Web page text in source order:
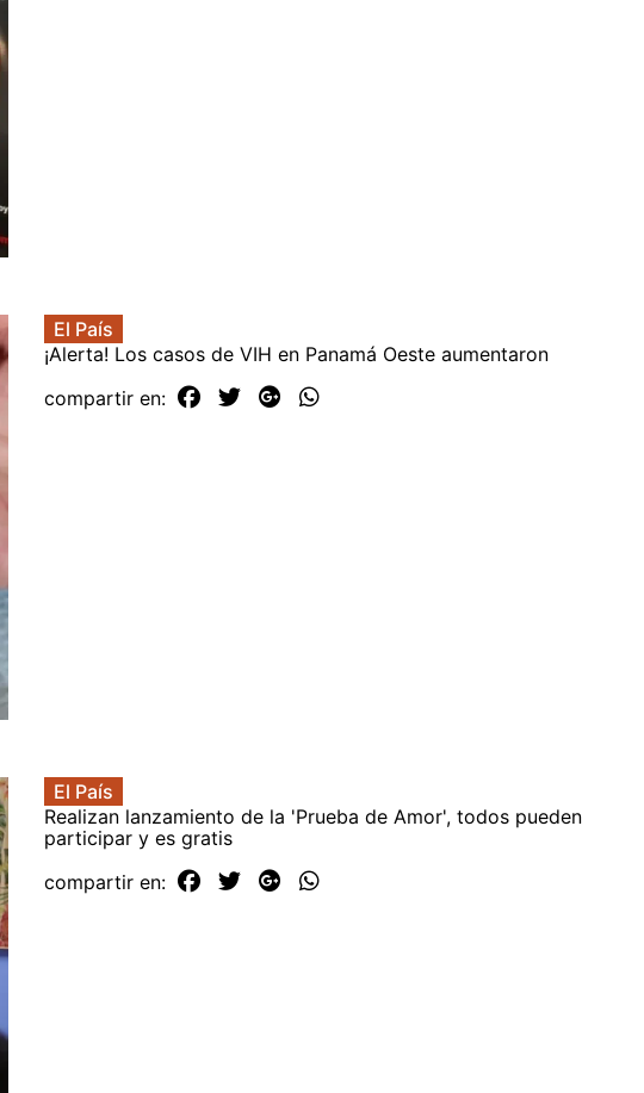
El País
¡Alerta! Los casos de VIH en Panamá Oeste aumentaron
compartir en:
El País
Realizan lanzamiento de la 'Prueba de Amor', todos pueden
participar y es gratis
compartir en: